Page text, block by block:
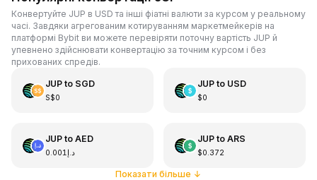
Конвертуйте JUP в USD та інші фіатні валюти за курсом у реальному
часі. Завдяки агрегованим котируванням маркетмейкерів на
платформі Bybit ви можете перевіряти поточну вартість JUP й
упевнено здійснювати конвертацію за точним курсом і без
прихованих спредів.
JUPto SGD
S$0
JUPto USD
$0
JUPto AED
د.إ0.001
JUPto ARS
$0.372
Показати більше ↓